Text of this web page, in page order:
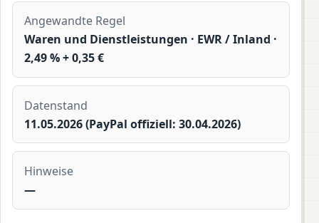
Angewandte Regel
Waren und Dienstleistungen · EWR / Inland ·
2,49 % + 0,35 €
Datenstand
11.05.2026 (PayPal offiziell: 30.04.2026)
Hinweise
—